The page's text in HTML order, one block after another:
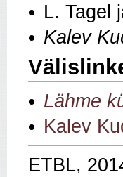
L. Tagel
Kalev
Lähme
Kalev
ETBL,